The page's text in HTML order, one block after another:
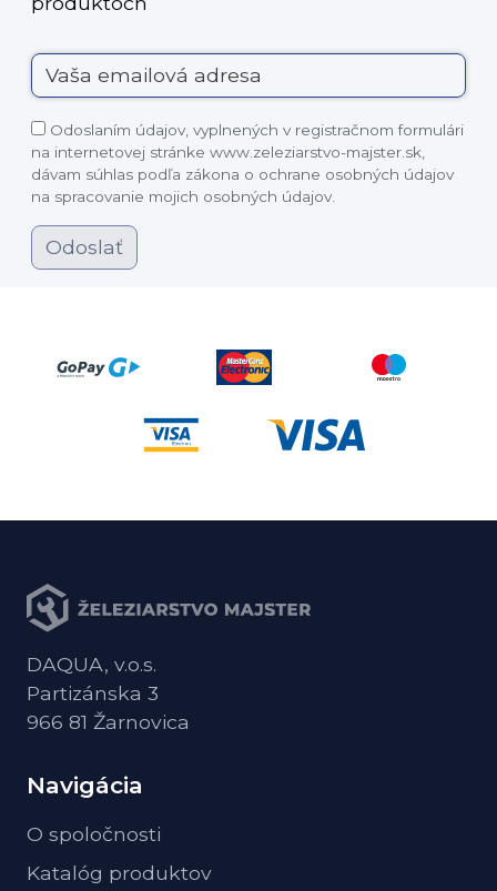
Odoslaním údajov, vyplnených v registračnom formulári
na internetovej stránke www.zeleziarstvo-majster.sk,
dávam súhlas podľa zákona o ochrane osobných údajov
na spracovanie mojich osobných údajov.
Odoslať
DAQUA, v.o.s.
Partizánska 3
966 81 Žarnovica
Navigácia
O spoločnosti
Katalóg produktov